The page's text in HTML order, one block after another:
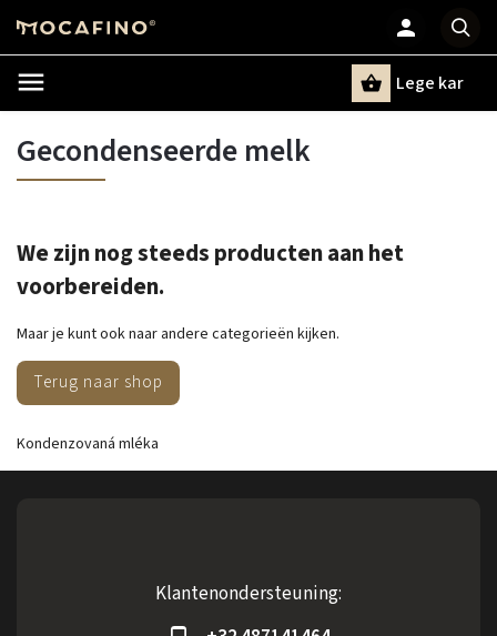
Lege kar
Gecondenseerde melk
We zijn nog steeds producten aan het
voorbereiden.
Maar je kunt ook naar andere categorieën kijken.
Terug naar shop
Kondenzovaná mléka
Klantenondersteuning: